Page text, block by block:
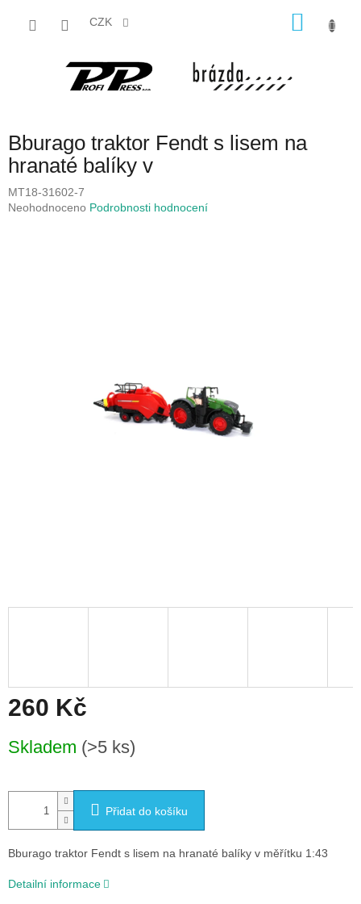
CZK
Bburago traktor Fendt s lisem na
hranaté balíky v
MT18-31602-7
Průměrné
Neohodnoceno Podrobnosti hodnocení
260 Kč
cena:
Skladem (>5 ks)
Přidat do košíku
Bburago traktor Fendt s lisem na hranaté balíky v měřítku 1:43
Detailní informace